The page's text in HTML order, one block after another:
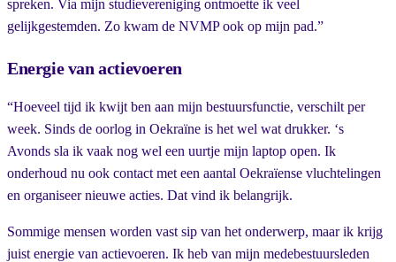
spreken. Via mijn studievereniging ontmoette ik veel
gelijkgestemden. Zo kwam de NVMP ook op mijn pad.”
Energie van actievoeren
“Hoeveel tijd ik kwijt ben aan mijn bestuursfunctie, verschilt per
week. Sinds de oorlog in Oekraïne is het wel wat drukker. ‘s
Avonds sla ik vaak nog wel een uurtje mijn laptop open. Ik
onderhoud nu ook contact met een aantal Oekraïense vluchtelingen
en organiseer nieuwe acties. Dat vind ik belangrijk.
Sommige mensen worden vast sip van het onderwerp, maar ik krijg
juist energie van actievoeren. Ik heb van mijn medebestuursleden